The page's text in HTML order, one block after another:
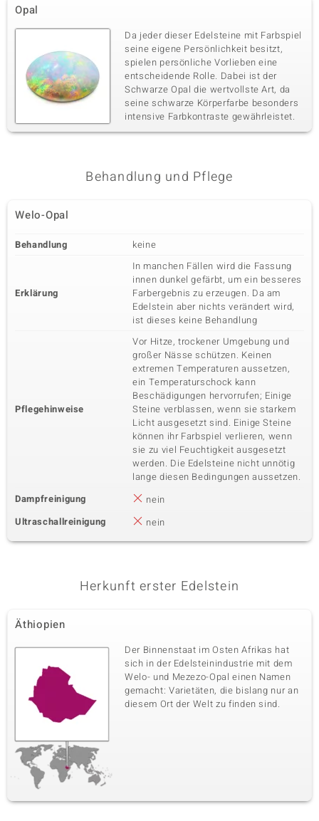
Zirkon
Karatgewicht Summe Schliff
Rundschliff
Fassung
Krappenfassung
Herkunft
Kambodscha
Opal
Da jeder dieser Edelsteine mit Farbspiel
seine eigene Persönlichkeit besitzt,
spielen persönliche Vorlieben eine
entscheidende Rolle. Dabei ist der
Schwarze Opal die wertvollste Art, da
seine schwarze Körperfarbe besonders
intensive Farbkontraste gewährleistet.
Behandlung und Pflege
Welo-Opal
Behandlung keine
Erklärung
In manchen Fällen wird die Fassung
innen dunkel gefärbt, um ein besseres
Farbergebnis zu erzeugen. Da am
Edelstein aber nichts verändert wird,
ist dieses keine Behandlung
Pflegehinweise
Vor Hitze, trockener Umgebung und
großer Nässe schützen. Keinen
extremen Temperaturen aussetzen,
ein Temperaturschock kann
Beschädigungen hervorrufen; Einige
Steine verblassen, wenn sie starkem
Licht ausgesetzt sind. Einige Steine
können ihr Farbspiel verlieren, wenn
sie zu viel Feuchtigkeit ausgesetzt
werden. Die Edelsteine nicht unnötig
lange diesen Bedingungen aussetzen.
Dampfreinigung
nein
Ultraschallreinigung
nein
Herkunft erster Edelstein
Äthiopien
Der Binnenstaat im Osten Afrikas hat
sich in der Edelsteinindustrie mit dem
Welo- und Mezezo-Opal einen Namen
gemacht: Varietäten, die bislang nur an
diesem Ort der Welt zu finden sind.